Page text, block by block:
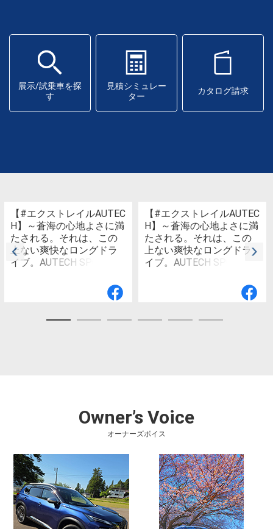
展示/試乗車を探
す
見積シミュレー
ター
カタログ請求
【#エクストレイルAUTEC
H】～蒼海の心地よさに満
たされる。それは、この
上ない爽快なロングドラ
イブ。AUTECH SPORTS S
TECH SPORTS SPECのイ
メージギャラリーをお届
でご覧ください AUTEC
をよろしくお願いしま
す！ Photo：エクスト
レイル AUTECH SPORTS
ラーはディープオーシャ
ンブルー / ダイヤモンド
ブラック 2トーン〈スク
ラッチシールド〉(特別塗
装色)【AUTECH専用色】
※オプション装着車 ©日産
【#エクストレイルAUTEC
H】～蒼海の心地よさに満
たされる。それは、この
上ない爽快なロングドラ
イブ。AUTECH SPORTS S
AUTECH SPROTS SPEC
のイメージムービーをお
産エクストレイルをより
チェックしてください htt
ps://youtu.be/q0dHfl5-yd
c?si=aAg6bvGnA_Mnup6t
グはこちら https://www.a
utech.co.jp/sv/xtrail_aute
ch/index.html 動画内の車
両 エクストレイル AUTEC
H SPORTS SPEC e-4ORCE
ボディカラーはディープ
Owner’s Voice
オーナーズボイス